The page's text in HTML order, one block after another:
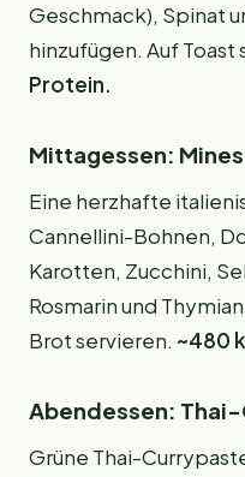
Geschmack), Spinat
hinzufügen. Auf Toast
Protein.
Mittagessen:
Eine herzhafte
Cannellini-Bohnen,
Karotten, Zucchini,
Rosmarin und
Brot servieren. ~480
Abendessen:
Grüne Thai-